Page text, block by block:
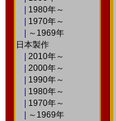
1980年～
1970年～
～1969年
日本製作
2010年～
2000年～
1990年～
1980年～
1970年～
～1969年